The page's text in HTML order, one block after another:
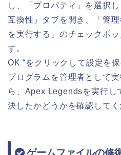
し、「プロパティ」を選択し
互換性」タブを開き、「管
を実行する」のチェックボ
す。
OK “をクリックして設定を保
プログラムを管理者として
ら、Apex Legendsを実行し
決したかどうかを確認してく
ゲームファイルの修